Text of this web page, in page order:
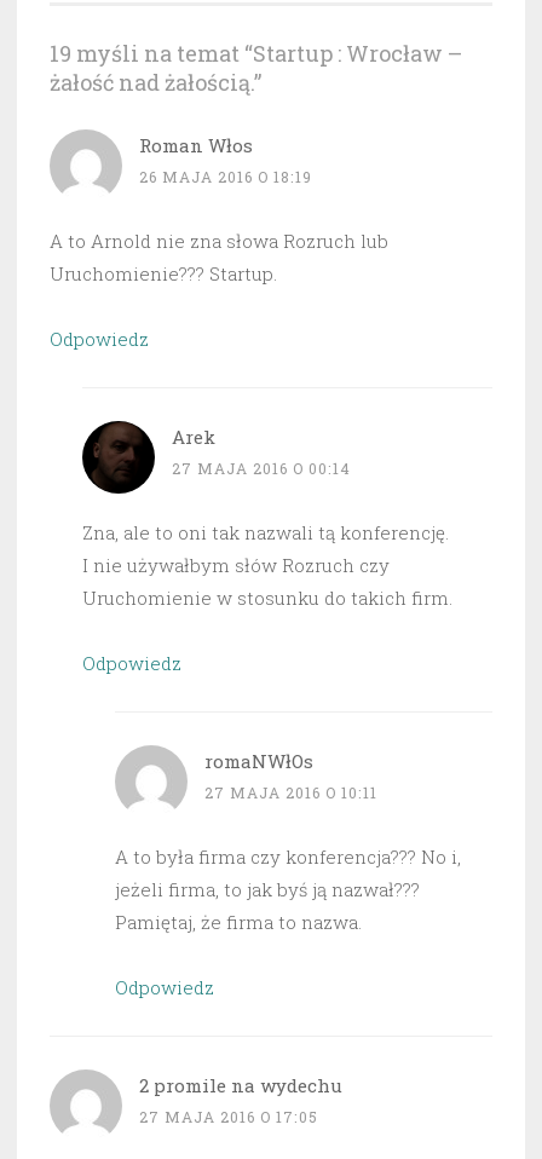
19 myśli na temat “Startup : Wrocław –
żałość nad żałością.”
Roman Włos
26 MAJA 2016 O 18:19
A to Arnold nie zna słowa Rozruch lub
Uruchomienie??? Startup.
Odpowiedz
Arek
27 MAJA 2016 O 00:14
Zna, ale to oni tak nazwali tą konferencję.
I nie używałbym słów Rozruch czy
Uruchomienie w stosunku do takich firm.
Odpowiedz
romaNWłOs
27 MAJA 2016 O 10:11
A to była firma czy konferencja??? No i,
jeżeli firma, to jak byś ją nazwał???
Pamiętaj, że firma to nazwa.
Odpowiedz
2 promile na wydechu
27 MAJA 2016 O 17:05